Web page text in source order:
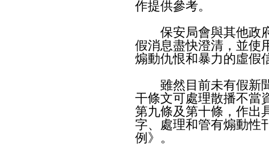
作提供參考。
保安局會與其他政府
假消息盡快澄清，並使
煽動仇恨和暴力的虛假
雖然目前未有假新聞
干條文可處理散播不當
第九條及第十條，作出
字、處理和管有煽動性
例》。